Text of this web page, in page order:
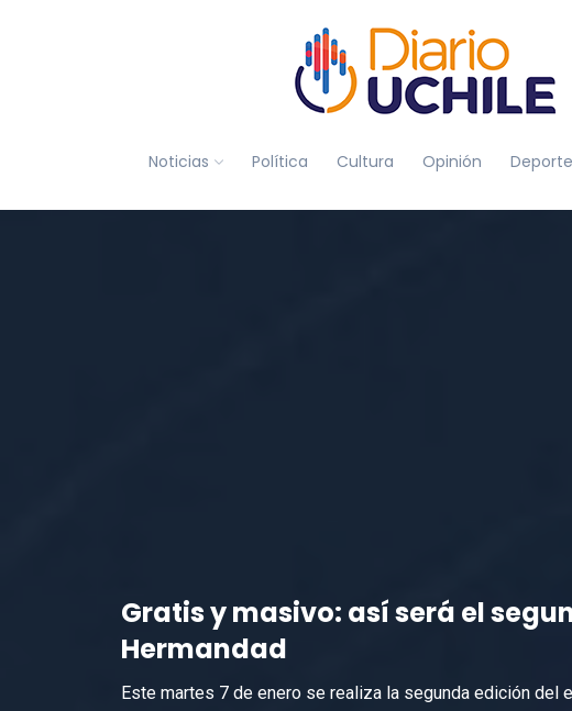
Noticias Política Cultura Opinión
Gratis y masivo: así será el
Hermandad
Este martes 7 de enero se realiza la segunda edición del